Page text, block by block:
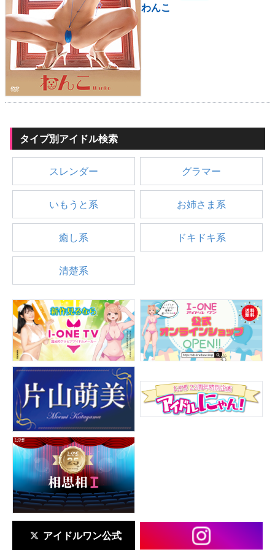
わんこ
タイプ別アイドル検索
スレンダー グラマー
いもうと系 お姉さま系
癒し系 ドキドキ系
清楚系
アイドルワン公式